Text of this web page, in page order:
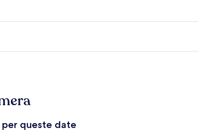
per queste date